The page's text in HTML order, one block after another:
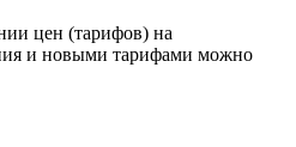
цен (тарифов) на
и новыми тарифами можно